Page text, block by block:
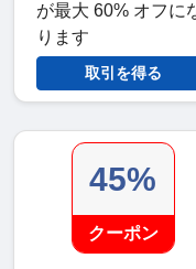
が最大 60% オフに
ります
取引を得る
45%
クーポン